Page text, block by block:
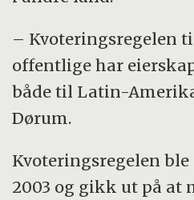
– Kvoteringsregelen
offentlige har
både til Latin-
Dørum.
Kvoteringsregelen
2003 og gikk ut på at